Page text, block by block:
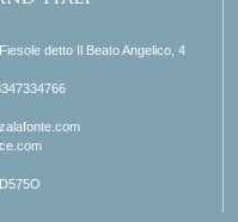
detto Il Beato Angelico, 4